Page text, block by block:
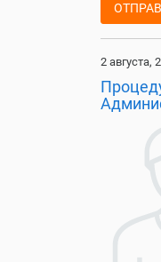
2 августа,